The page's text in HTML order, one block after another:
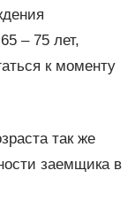
– 75 лет,
к моменту
так же
заемщика в